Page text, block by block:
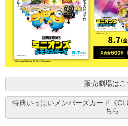
販売劇場はこ
特典いっぱいメンバーズカード《
ちら